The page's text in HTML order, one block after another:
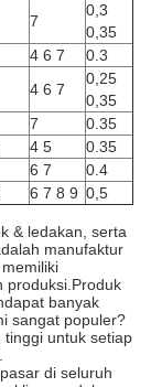
7
0,3
0,35
4 6 7
0.3
4 6 7
0,25
0,35
7
0.35
4 5
0.35
6 7
0.4
6 7 8 9 0,5
& ledakan, serta
manufaktur
produksi.Produk
banyak
sangat populer?
untuk setiap
di seluruh